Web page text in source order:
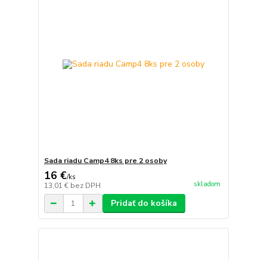
Sada riadu Camp4 8ks pre 2 osoby
16 €/ks
13,01 € bez DPH skladom
Pridať do košíka